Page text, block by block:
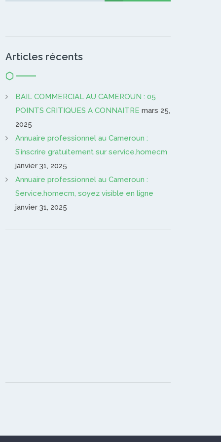
Articles récents
BAIL COMMERCIAL AU CAMEROUN : 05
POINTS CRITIQUES A CONNAITRE mars 25,
2025
Annuaire professionnel au Cameroun :
S’inscrire gratuitement sur service.homecm
janvier 31, 2025
Annuaire professionnel au Cameroun :
Service.homecm, soyez visible en ligne
janvier 31, 2025